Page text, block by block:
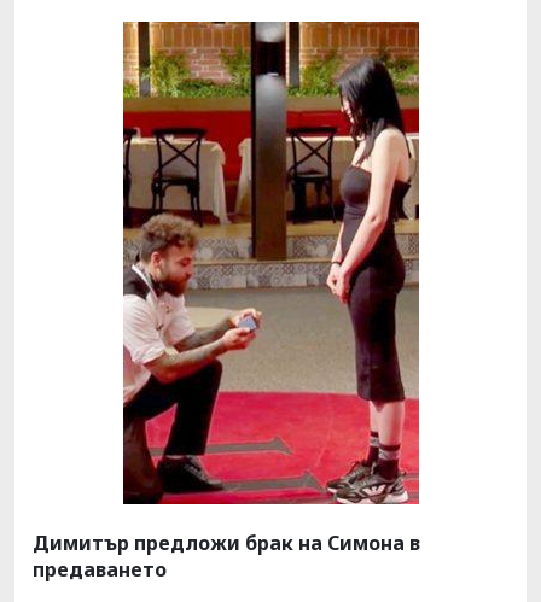
Димитър предложи брак на Симона в
предаването